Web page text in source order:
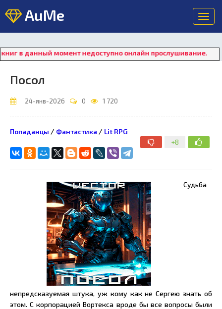
AuMe
момент недоступно онлайн прослушивание. Для
Посол
24-янв-2026 0 1 720
+8
Попаданцы / Фантастика / Lit RPG
Судьба
непредсказуемая штука, уж кому как не Сергею знать об
этом. С корпорацией Вортекса вроде бы все вопросы были